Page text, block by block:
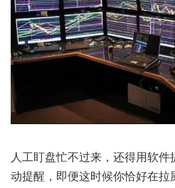
人工盯盘忙不过来，还得用软
动提醒，即便这时候你恰好在